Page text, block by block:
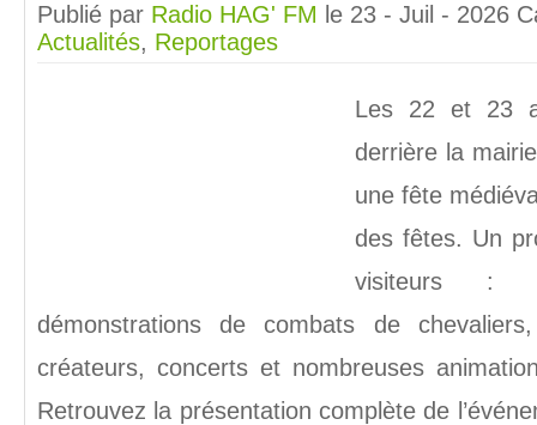
Publié par Radio HAG' FM le 23 - Juil - 2026
Actualités, Reportages
Les 22 et 23
derrière la
une fête
des fêtes. Un
visiteurs :
démonstrations de combats de
créateurs, concerts et nombreuses
Retrouvez la présentation complète de